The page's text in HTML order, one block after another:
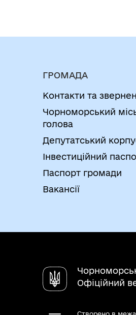
ГРОМАДА
Контакти та
Чорноморський
голова
Депутатський
Інвестиційний
Паспорт громади
Вакансії
Офіційний
Створено в